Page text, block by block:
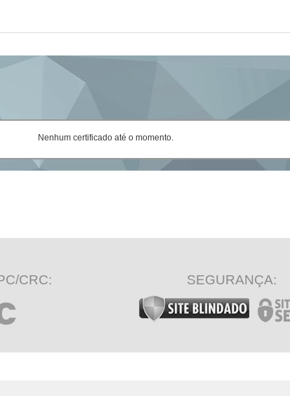
Nenhum certificado até o momento.
CRC: SEGURANÇA: